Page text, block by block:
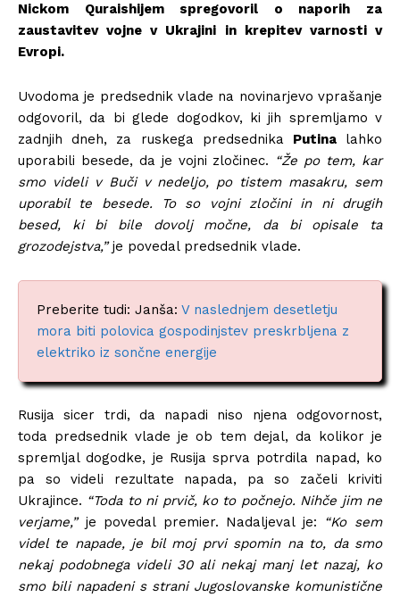
Nickom Quraishijem spregovoril o naporih za
zaustavitev vojne v Ukrajini in krepitev varnosti v
Evropi.
Uvodoma je predsednik vlade na novinarjevo vprašanje
odgovoril, da bi glede dogodkov, ki jih spremljamo v
zadnjih dneh, za ruskega predsednika Putinalahko
uporabili besede, da je vojni zločinec. “Že po tem, kar
smo videli v Buči v nedeljo, po tistem masakru, sem
uporabil te besede. To so vojni zločini in ni drugih
besed, ki bi bile dovolj močne, da bi opisale ta
grozodejstva,”je povedal predsednik vlade.
Preberite tudi: Janša: V naslednjem desetletju
mora biti polovica gospodinjstev preskrbljena z
elektriko iz sončne energije
Rusija sicer trdi, da napadi niso njena odgovornost,
toda predsednik vlade je ob tem dejal, da kolikor je
spremljal dogodke, je Rusija sprva potrdila napad, ko
pa so videli rezultate napada, pa so začeli kriviti
Ukrajince. “Toda to ni prvič, ko to počnejo. Nihče jim ne
verjame,”je povedal premier. Nadaljeval je: “Ko sem
videl te napade, je bil moj prvi spomin na to, da smo
nekaj podobnega videli 30 ali nekaj manj let nazaj, ko
smo bili napadeni s strani Jugoslovanske komunistične